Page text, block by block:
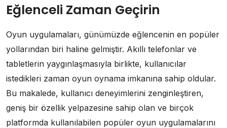
Eğlenceli Zaman Geçirin
Oyun uygulamaları, günümüzde eğlencenin en popüler
yollarından biri haline gelmiştir. Akıllı telefonlar ve
tabletlerin yaygınlaşmasıyla birlikte, kullanıcılar
istedikleri zaman oyun oynama imkanına sahip oldular.
Bu makalede, kullanıcı deneyimlerini zenginleştiren,
geniş bir özellik yelpazesine sahip olan ve birçok
platformda kullanılabilen popüler oyun uygulamalarını